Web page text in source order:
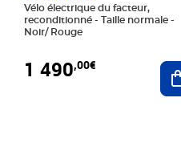
Vélo électrique du facteur,
reconditionné - Taille normale -
Noir/ Rouge
1 490,00€